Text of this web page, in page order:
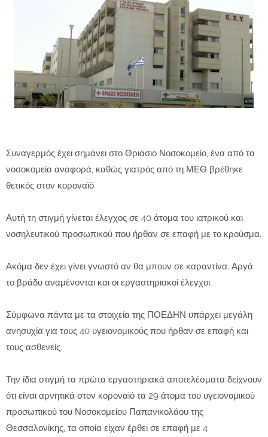
Συναγερμός έχει σημάνει στο Θριάσιο Νοσοκομείο, ένα από τα
νοσοκομεία αναφορά, καθώς γιατρός από τη ΜΕΘ βρέθηκε
θετικός στον κοροναϊό.
Αυτή τη στιγμή γίνεται έλεγχος σε 40 άτομα του ιατρικού και
νοσηλευτικού προσωπικού που ήρθαν σε επαφή με το κρούσμα.
Ακόμα δεν έχει γίνει γνωστό αν θα μπουν σε καραντίνα. Αργά
το βράδυ αναμένονται και οι εργαστηριακοί έλεγχοι.
Σύμφωνα πάντα με τα στοιχεία της ΠΟΕΔΗΝ υπάρχει μεγάλη
ανησυχία για τους 40 υγειονομικούς που ήρθαν σε επαφή και
τους ασθενείς.
Την ίδια στιγμή τα πρώτα εργαστηριακά αποτελέσματα δείχνουν
ότι είναι αρνητικά στον κοροναϊό τα 29 άτομα του υγειονομικού
προσωπικού του Νοσοκομείου Παπανικολάου της
Θεσσαλονίκης, τα οποία είχαν έρθει σε επαφή με 4